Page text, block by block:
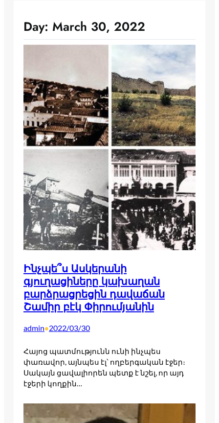
Day: March 30, 2022
Ինչպե՞ս Ասկերանի
գյուղացիները կախաղան
բարձրացրեցին դավաճան
Շամիր բէկ Փիրումյանին
admin•2022/03/30
Հայոց պատմությունն ունի ինչպես
փառավոր, այնպես էլ՝ ողբերգական էջեր։
Սակայն ցավալիորեն պետք է նշել, որ այդ
էջերի կողքին…